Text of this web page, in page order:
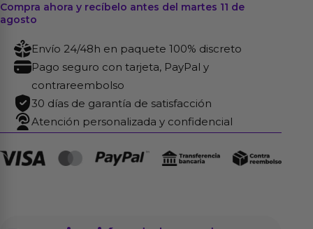
Compra ahora y recíbelo antes del martes 11 de
agosto
Envío 24/48h en paquete 100% discreto
Pago seguro con tarjeta, PayPal y
contrareembolso
30 días de garantía de satisfacción
Atención personalizada y confidencial